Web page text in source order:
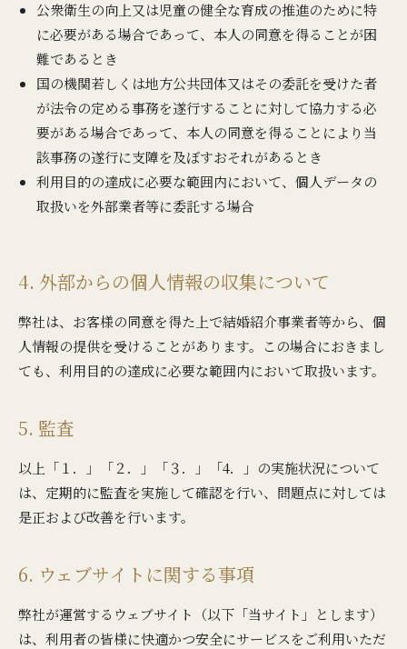
公衆衛生の向上又は児童の健全な育成の推進のために特
に必要がある場合であって、本人の同意を得ることが困
難であるとき
国の機関若しくは地方公共団体又はその委託を受けた者
が法令の定める事務を遂行することに対して協力する必
要がある場合であって、本人の同意を得ることにより当
該事務の遂行に支障を及ぼすおそれがあるとき
利用目的の達成に必要な範囲内において、個人データの
取扱いを外部業者等に委託する場合
4. 外部からの個人情報の収集について
弊社は、お客様の同意を得た上で結婚紹介事業者等から、個
人情報の提供を受けることがあります。この場合におきまし
ても、利用目的の達成に必要な範囲内において取扱います。
5. 監査
以上「１．」「２．」「３．」「4．」の実施状況について
は、定期的に監査を実施して確認を行い、問題点に対しては
是正および改善を行います。
6. ウェブサイトに関する事項
弊社が運営するウェブサイト（以下「当サイト」とします）
は、利用者の皆様に快適かつ安全にサービスをご利用いただ